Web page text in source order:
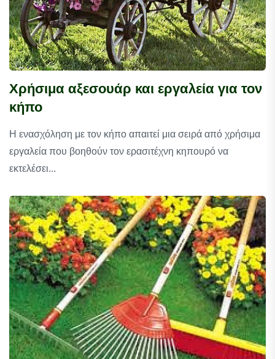
Χρήσιμα αξεσουάρ και εργαλεία για τον
κήπο
Η ενασχόληση με τον κήπο απαιτεί μια σειρά από χρήσιμα
εργαλεία που βοηθούν τον ερασιτέχνη κηπουρό να
εκτελέσει...